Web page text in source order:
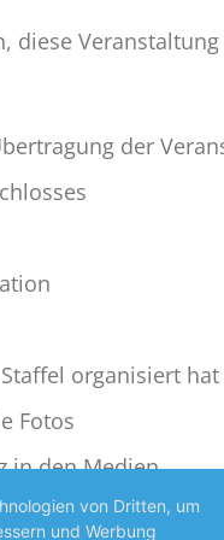
diese
der
organisiert hat
Fotos
in den Medien
von Dritten, um
und Werbung